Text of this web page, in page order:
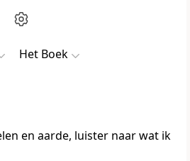
Het Boek
en aarde, luister naar wat ik